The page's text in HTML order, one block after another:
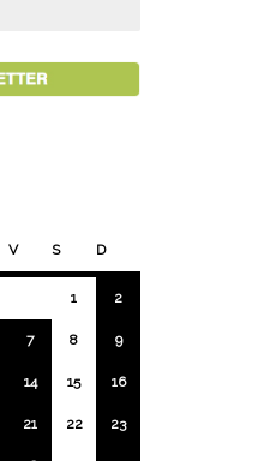
V S D
1 2
7 8 9
14 15 16
21 22 23